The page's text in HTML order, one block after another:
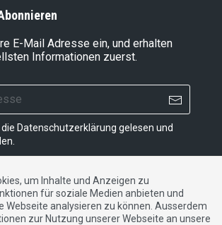
E-Mail Adresse ein, und erhalten
Informationen zuerst.
Datenschutzerklärung gelesen und
Datenschutzerklärung|Kontakt
um Inhalte und Anzeigen zu
für soziale Medien anbieten und
Webseite analysieren zu können. Ausserdem
zur Nutzung unserer Webseite an unsere